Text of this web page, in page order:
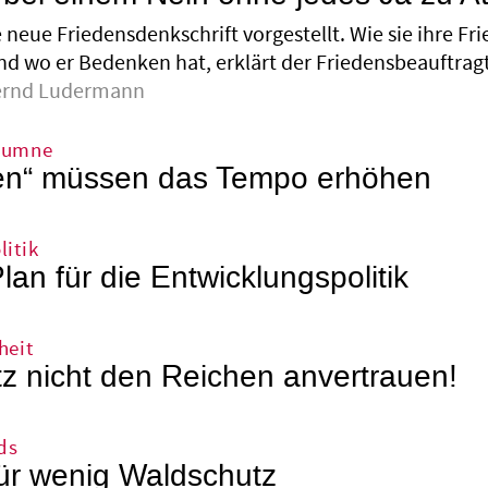
neue Friedensdenkschrift vorgestellt. Wie sie ihre
wo er Bedenken hat, erklärt der
Ludermann
müssen das Tempo erhöhen
für die Entwicklungspolitik
nicht den Reichen anvertrauen!
wenig Waldschutz